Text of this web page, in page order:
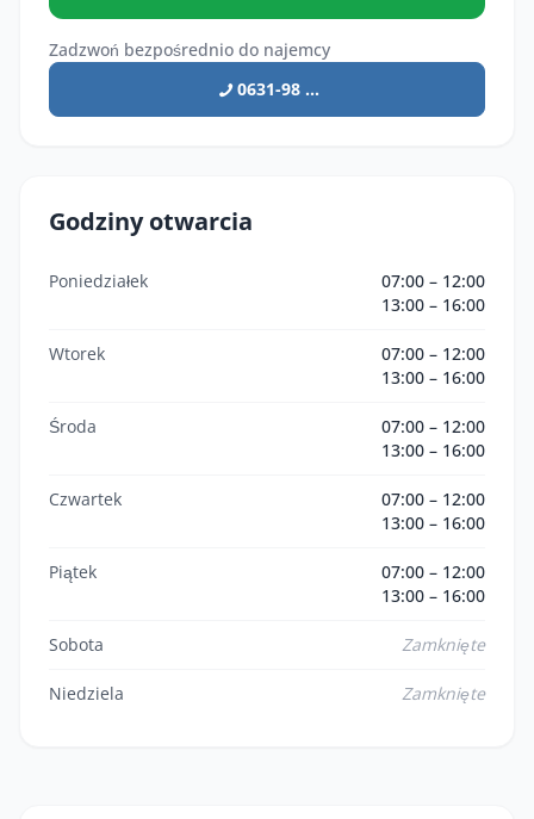
Zadzwoń bezpośrednio do najemcy
0631-98 ...
Godziny otwarcia
Poniedziałek
07:00 – 12:00
13:00 – 16:00
Wtorek
07:00 – 12:00
13:00 – 16:00
Środa
07:00 – 12:00
13:00 – 16:00
Czwartek
07:00 – 12:00
13:00 – 16:00
Piątek
07:00 – 12:00
13:00 – 16:00
Sobota Zamknięte
Niedziela Zamknięte